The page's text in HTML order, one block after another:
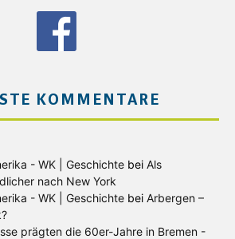
KOMMENTARE
- WK | Geschichte bei Als
nach New York
- WK | Geschichte bei Arbergen –
prägten die 60er-Jahre in Bremen -